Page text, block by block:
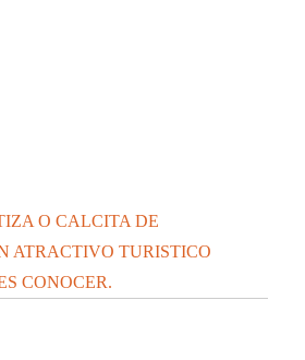
O CALCITA DE
ATRACTIVO TURISTICO
CONOCER.